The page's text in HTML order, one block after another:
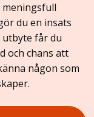
du en insats
får du
och chans att
någon som